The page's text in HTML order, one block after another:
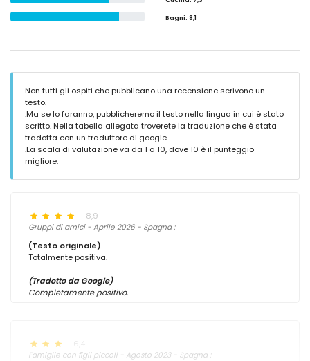
Bagni: 8,1
Non tutti gli ospiti che pubblicano una recensione scrivono un
testo.
.Ma se lo faranno, pubblicheremo il testo nella lingua in cui è stato
scritto. Nella tabella allegata troverete la traduzione che è stata
tradotta con un traduttore di google.
.La scala di valutazione va da 1 a 10, dove 10 è il punteggio
migliore.
- 8,9
Gruppi di amici - Aprile 2026 - Spagna :
(Testo originale)
Totalmente positiva.
(Tradotto da Google)
Completamente positivo.
Famiglie con figli piccoli - Agosto 2023 - Spagna :